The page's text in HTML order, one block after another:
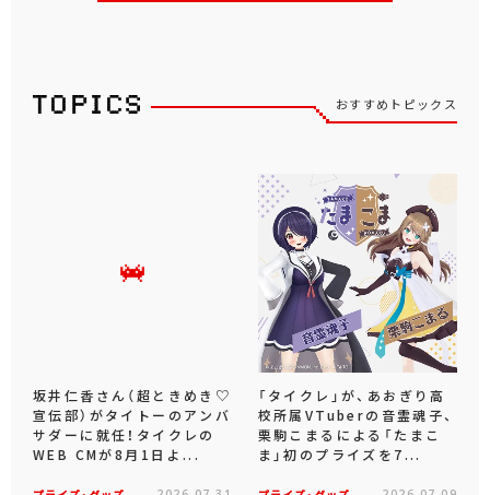
おすすめトピックス
坂井仁香さん（超ときめき♡
宣伝部）がタイトーのアンバ
サダーに就任！タイクレの
WEB CMが8月1日よ...
「タイクレ」が、あおぎり高
校所属VTuberの音霊魂子、
栗駒こまるによる「たまこ
ま」初のプライズを7...